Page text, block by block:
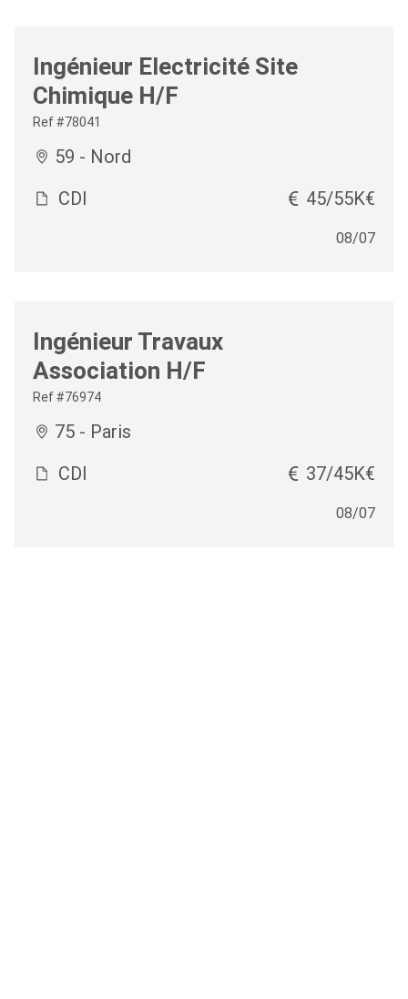
Ingénieur Electricité Site
Chimique H/F
Ref #78041
59 - Nord
CDI
45/55K€
08/07
Ingénieur Travaux
Association H/F
Ref #76974
75 - Paris
CDI
37/45K€
08/07